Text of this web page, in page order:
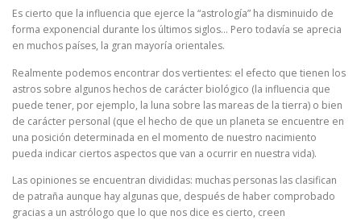
Es cierto que la influencia que ejerce la “astrología” ha disminuido de
forma exponencial durante los últimos siglos… Pero todavía se aprecia
en muchos países, la gran mayoría orientales.
Realmente podemos encontrar dos vertientes: el efecto que tienen los
astros sobre algunos hechos de carácter biológico (la influencia que
puede tener, por ejemplo, la luna sobre las mareas de la tierra) o bien
de carácter personal (que el hecho de que un planeta se encuentre en
una posición determinada en el momento de nuestro nacimiento
pueda indicar ciertos aspectos que van a ocurrir en nuestra vida).
Las opiniones se encuentran divididas: muchas personas las clasifican
de patraña aunque hay algunas que, después de haber comprobado
gracias a un astrólogo que lo que nos dice es cierto, creen